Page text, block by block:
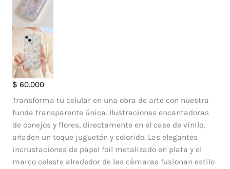
$ 60.000
Transforma tu celular en una obra de arte con nuestra
funda transparente única. Ilustraciones encantadoras
de conejos y flores, directamente en el case de vinilo,
añaden un toque juguetón y colorido. Las elegantes
incrustaciones de papel foil metalizado en plata y el
marco celeste alrededor de las cámaras fusionan estilo
Case
Rabbit
Iphone
Pro
cantidad